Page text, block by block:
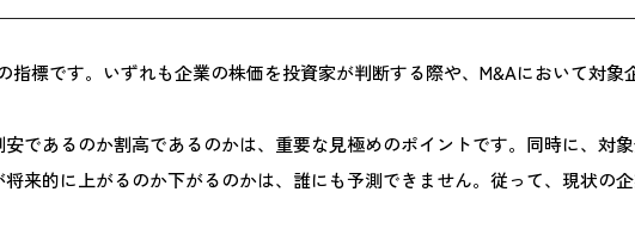
指標です。いずれも企業の株価を投資家が判断する際や、M&Aにおいて対象
であるのか割高であるのかは、重要な見極めのポイントです。同時に、対
来的に上がるのか下がるのかは、誰にも予測できません。従って、現状の